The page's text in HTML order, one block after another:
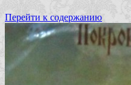
Перейти к содержанию